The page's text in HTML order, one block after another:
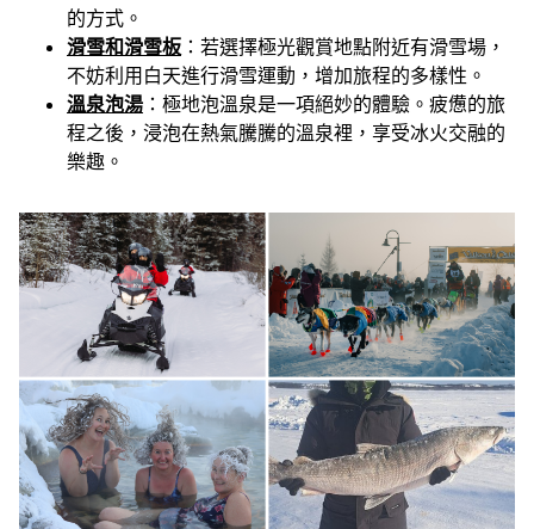
的方式。
滑雪和滑雪板 ：若選擇極光觀賞地點附近有滑雪場，
不妨利用白天進行滑雪運動，增加旅程的多樣性。
溫泉泡湯 ：極地泡溫泉是一項絕妙的體驗。疲憊的旅
程之後，浸泡在熱氣騰騰的溫泉裡，享受冰火交融的
樂趣。